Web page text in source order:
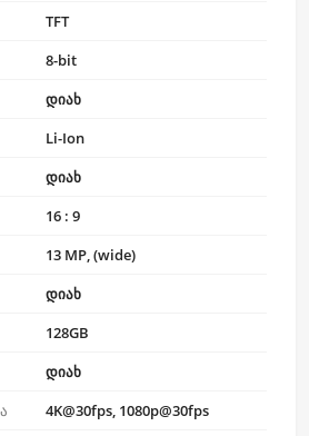
TFT
8-bit
დიახ
Li-Ion
დიახ
16 : 9
13 MP, (wide)
დიახ
128GB
დიახ
4K@30fps, 1080p@30fps